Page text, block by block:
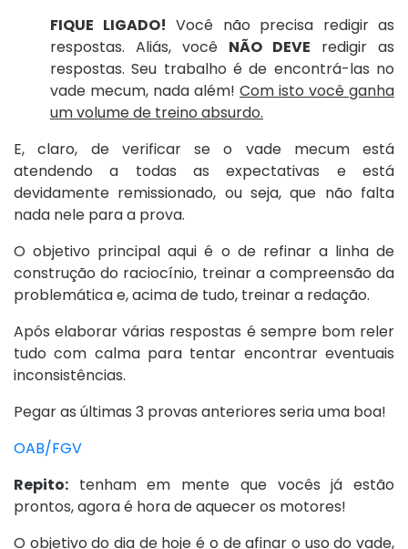
FIQUE LIGADO! Você não precisa redigir as
respostas. Aliás, você NÃO DEVE redigir as
respostas. Seu trabalho é de encontrá-las no
vade mecum, nada além! Com isto você ganha
um volume de treino absurdo.
E, claro, de verificar se o vade mecum está
atendendo a todas as expectativas e está
devidamente remissionado, ou seja, que não falta
nada nele para a prova.
O objetivo principal aqui é o de refinar a linha de
construção do raciocínio, treinar a compreensão da
problemática e, acima de tudo, treinar a redação.
Após elaborar várias respostas é sempre bom reler
tudo com calma para tentar encontrar eventuais
inconsistências.
Pegar as últimas 3 provas anteriores seria uma boa!
OAB/FGV
Repito: tenham em mente que vocês já estão
prontos, agora é hora de aquecer os motores!
O objetivo do dia de hoje é o de afinar o uso do vade,